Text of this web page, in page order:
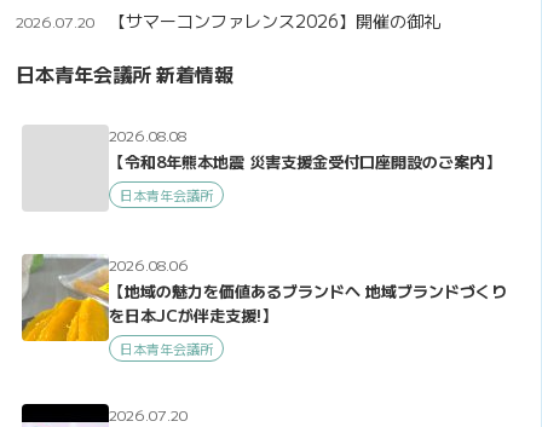
2026.07.20 【サマーコンファレンス2026】開催の御礼
日本青年会議所 新着情報
2026.08.08
【令和8年熊本地震 災害支援金受付口座開設のご案内】
日本青年会議所
2026.08.06
【地域の魅力を価値あるブランドへ 地域ブランドづくり
を日本JCが伴走支援!】
日本青年会議所
2026.07.20